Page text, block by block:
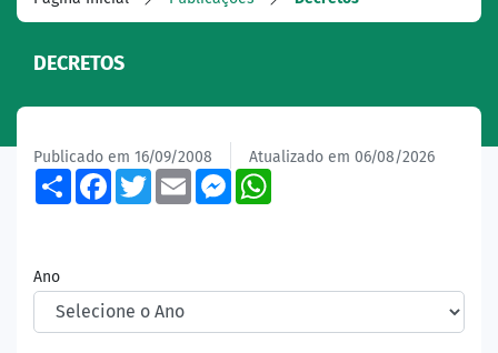
DECRETOS
Publicado em 16/09/2008 Atualizado em 06/08/2026
ShareFacebook
TwitterEmailMessenger
Ano